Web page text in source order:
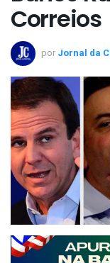
Correios
por Jornal da